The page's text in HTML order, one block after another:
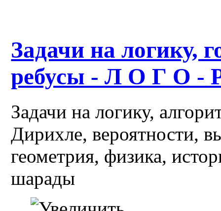
Задачи на логику,
ребусы - Л О Г О -
Задачи на логику,
Дирихле, вероятности,
геометрия, физика,
шарады